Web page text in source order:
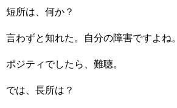
短所は、何か？
言わずと知れた。自分の障害ですよね。
ポジティでしたら、難聴。
では、長所は？